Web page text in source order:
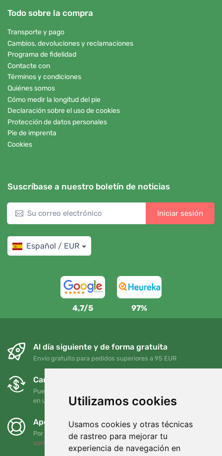
Utilizamos cookies
Usamos cookies y otras técnicas
de rastreo para mejorar tu
experiencia de navegación en
Todo sobre la compra
Transporte y pago
Cambios, devoluciones y reclamaciones
Programa de fidelidad
Contacte con
Términos y condiciones
Quiénes somos
Cómo medir la longitud del pie
Declaración sobre el uso de cookies
Protección de datos personales
Pie de imprenta
Cookies
Suscríbase a nuestro boletín de noticias
Iniciar sesión
Español / EUR
4,7/5 97%
Al día siguiente y de forma gratuita
Envío gratuito para pedidos superiores a 95 EUR
Cambios y devoluciones gratuitos
Puede devolver o cambiar su pedido en cualquier momento
en un plazo de 90 días
Apoyamos a Trees.org
Por cada pedido plantamos un árbol. Leer más
somos